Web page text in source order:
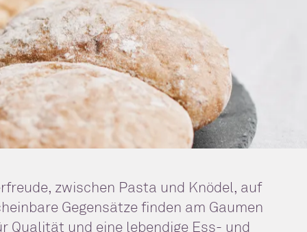
zwischen Pasta und Knödel, auf
Gegensätze finden am Gaumen
Qualität und eine lebendige Ess- und